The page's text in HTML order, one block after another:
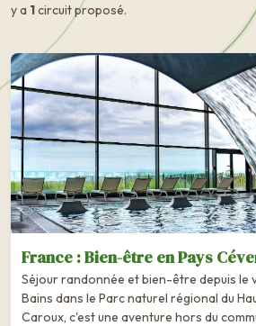
y a 1circuit proposé.
France : Bien-être en Pays
Séjour randonnée et bien-être depuis le
Bains dans le Parc naturel régional du
Caroux, c'est une aventure hors du